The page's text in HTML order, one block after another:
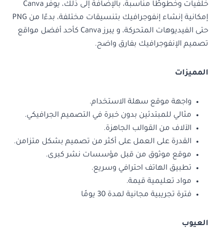
خلفيات وخطوطًا مناسبة، بالإضافة إلى ذلك، يوفر Canva
إمكانية إنشاء إنفوجرافيك بتنسيقات مختلفة، بدءًا من PNG
حتى الفيديوهات المتحركة، و يبرز Canva كأحد أفضل مواقع
تصميم الإنفوجرافيك بفارق واضح.
المميزات
واجهة موقع سهلة الاستخدام.
مثالي للمبتدئين بدون خبرة في التصميم الجرافيكي.
الآلاف من القوالب الجاهزة.
القدرة على العمل على أكثر من تصميم بشكل متزامن.
موقع موثوق من قبل مؤسسات نشر كبرى.
تطبيق الهاتف احترافي وسريع.
مواد تعليمية قيمة.
فترة تجريبية مجانية لمدة 30 يومًا
العيوب